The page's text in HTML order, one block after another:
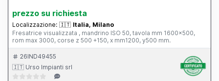
prezzo su richiesta
Localizzazione: 🇮🇹 Italia, Milano
Fresatrice visualizzata , mandrino ISO 50, tavola mm 1600x500,
rom max 3000, corse z 500 +150, x mm1200, y500 mm.
26IND49455
🇮🇹 Urso Impianti srl